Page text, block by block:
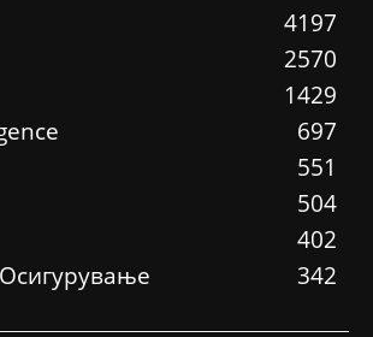
4197
2570
1429
697
551
504
402
342